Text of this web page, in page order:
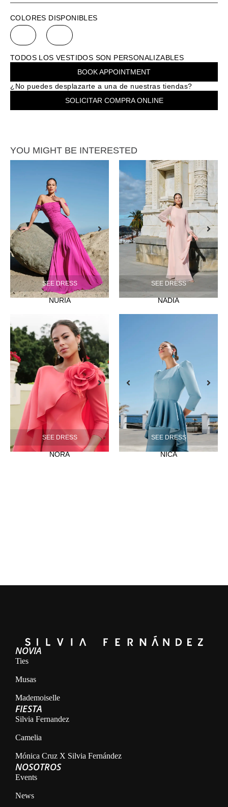
COLORES DISPONIBLES
TODOS LOS VESTIDOS SON PERSONALIZABLES
BOOK APPOINTMENT
¿No puedes desplazarte a una de nuestras tiendas?
SOLICITAR COMPRA ONLINE
YOU MIGHT BE INTERESTED
SEE DRESS
NURIA
SEE DRESS
NADIA
SEE DRESS
NORA
SEE DRESS
NICA
NOVIA
Ties
Musas
Mademoiselle
FIESTA
Silvia Fernandez
Camelia
Mónica Cruz X Silvia Fernández
NOSOTROS
Events
News